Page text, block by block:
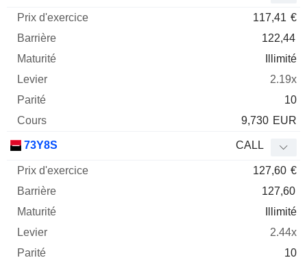
117,41 €
122,44
Illimité
2.19x
10
9,730 EUR
73Y8S CALL
127,60 €
127,60
Illimité
2.44x
10